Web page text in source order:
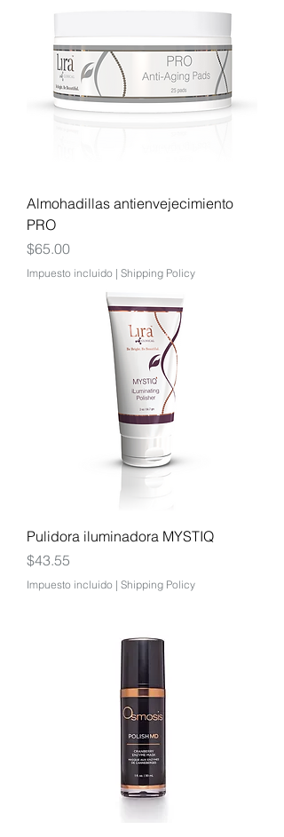
Almohadillas antienvejecimiento
PRO
Precio
$65.00
Impuesto incluido | Shipping Policy
Pulidora iluminadora MYSTIQ
Precio
$43.55
Impuesto incluido | Shipping Policy